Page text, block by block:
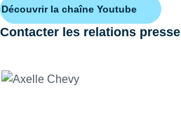
Découvrir la chaîne Youtube
Contacter les relations presse